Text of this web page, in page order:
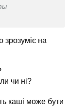
зрозуміє на
чи ні?
каші може бути